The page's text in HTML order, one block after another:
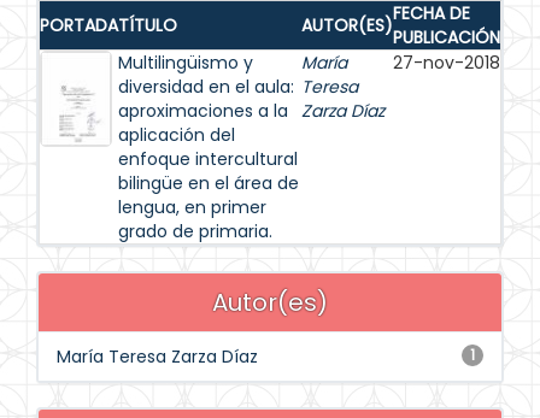
PORTADATÍTULO AUTOR(ES)FECHA DE
PUBLICACIÓN
Multilingüismo y
diversidad en el aula:
aproximaciones a la
aplicación del
enfoque intercultural
bilingüe en el área de
lengua, en primer
grado de primaria.
María
Teresa
Zarza Díaz
27-nov-2018
Autor(es)
1
María Teresa Zarza Díaz